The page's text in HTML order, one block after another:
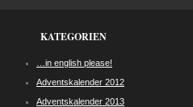
KATEGORIEN
…in english please!
Adventskalender 2012
Adventskalender 2013